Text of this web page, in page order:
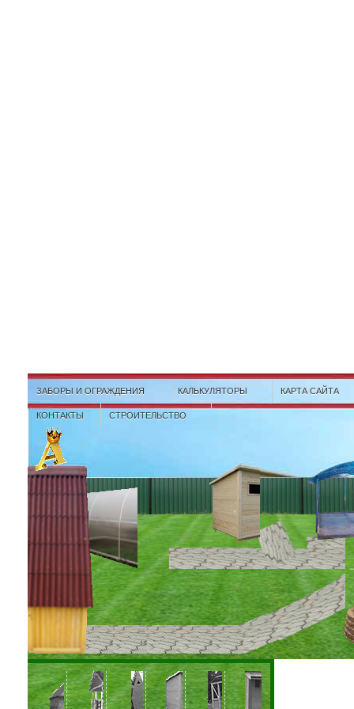
ЗАБОРЫ И ОГРАЖДЕНИЯ КАЛЬКУЛЯТОРЫ КАРТА САЙТА
КОНТАКТЫ СТРОИТЕЛЬСТВО